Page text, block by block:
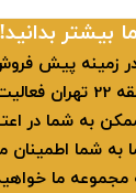
بیشتر
املاک دیار 22 در
تخصصی و متمرکز در
به شما در
شما
مجموعه ما